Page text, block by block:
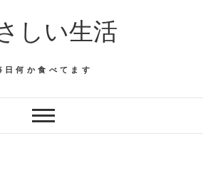
しい生活
日何か食べてます